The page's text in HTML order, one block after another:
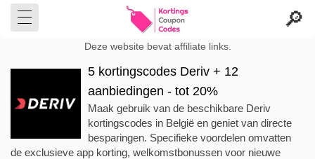
Deze website bevat affiliate links.
5 kortingscodes Deriv + 12
aanbiedingen - tot 20%
Maak gebruik van de beschikbare Deriv
kortingscodes in België en geniet van directe
besparingen. Specifieke voordelen omvatten
de exclusieve app korting, welkomstbonussen voor nieuwe